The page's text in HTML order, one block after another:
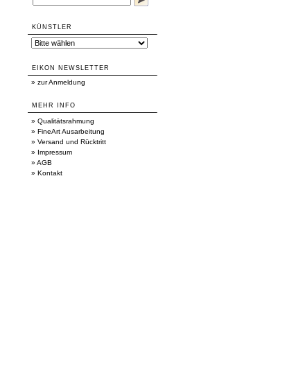
KÜNSTLER
EIKON NEWSLETTER
» zur Anmeldung
MEHR INFO
» Qualitätsrahmung
» FineArt Ausarbeitung
» Versand und Rücktritt
» Impressum
» AGB
» Kontakt